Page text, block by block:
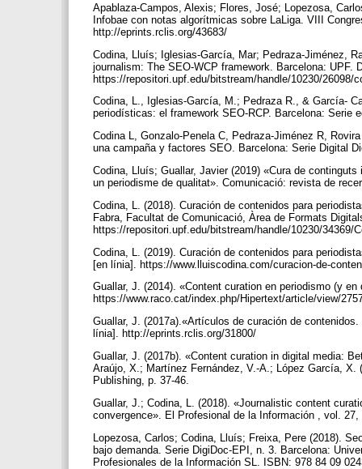
Apablaza-Campos, Alexis; Flores, José; Lopezosa,
Infobae con notas algorítmicas sobre LaLiga. VIII
http://eprints.rclis.org/43683/
Codina, Lluís; Iglesias-García, Mar; Pedraza-Jiménez,
journalism: The SEO-WCP framework. Barcelona: UPF.
https://repositori.upf.edu/bitstream/handle/10230/26098/
Codina, L., Iglesias-García, M.; Pedraza R., & García-
periodísticas: el framework SEO-RCP. Barcelona: Serie
Codina L, Gonzalo-Penela C, Pedraza-Jiménez R,
una campaña y factores SEO. Barcelona: Serie Digital
Codina, Lluís; Guallar, Javier (2019) «Cura de
un periodisme de qualitat». Comunicació: revista de
Codina, L. (2018). Curación de contenidos para
Fabra, Facultat de Comunicació, Àrea de Formats
https://repositori.upf.edu/bitstream/handle/10230/34369/
Codina, L. (2019). Curación de contenidos para
[en línia]. https://www.lluiscodina.com/curacion-de-
Guallar, J. (2014). «Content curation en periodismo (y
https://www.raco.cat/index.php/Hipertext/article/view/
Guallar, J. (2017a).«Artículos de curación de
línia]. http://eprints.rclis.org/31800/
Guallar, J. (2017b). «Content curation in digital media:
Araújo, X.; Martínez Fernández, V.-A.; López García, X.
Publishing, p. 37-46.
Guallar, J.; Codina, L. (2018). «Journalistic content
convergence». El Profesional de la Información , vol.
Lopezosa, Carlos; Codina, Lluís; Freixa, Pere (2018).
bajo demanda. Serie DigiDoc-EPI, n. 3. Barcelona:
Profesionales de la Información SL. ISBN: 978 84 09